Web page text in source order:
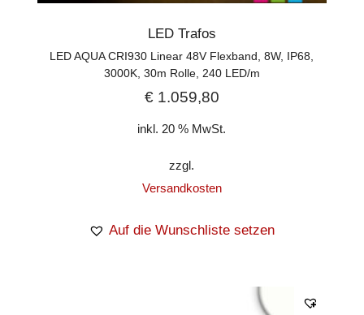
LED Trafos
LED AQUA CRI930 Linear 48V Flexband, 8W, IP68,
3000K, 30m Rolle, 240 LED/m
€1.059,80
inkl. 20 % MwSt.
zzgl.
Versandkosten
Auf die Wunschliste setzen